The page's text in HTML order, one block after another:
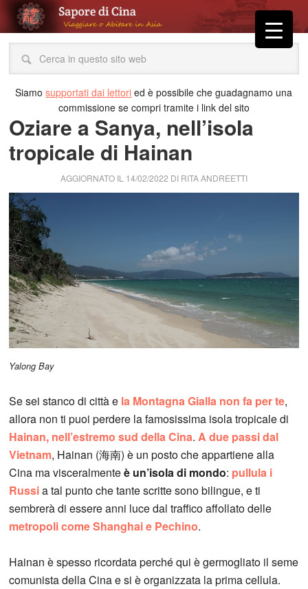
Siamosupportati dai lettori ed è possibile che guadagnamo una
commissione se compri tramite i link del sito
Oziare a Sanya, nell’isola
tropicale di Hainan
AGGIORNATO IL 14/02/2022 DI RITA ANDREETTI
Yalong Bay
Se sei stanco di città e la Montagna Gialla non fa per te,
allora non ti puoi perdere la famosissima isola tropicale di
Hainan, nell’estremo sud della Cina.A due passi dal
Vietnam, Hainan (海南) è un posto che appartiene alla
Cina ma visceralmenteè un’isola di mondo: pullula i
Russia tal punto che tante scritte sono bilingue, e ti
sembrerà di essere anni luce dal traffico affollato delle
metropoli come Shanghai e Pechino.
Hainan è spesso ricordata perché qui è germogliato il seme
comunista della Cina e si è organizzata la prima cellula.